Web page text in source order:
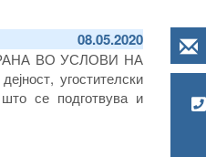
08.05.2020
ВО УСЛОВИ НА
угостителски
се подготвува и